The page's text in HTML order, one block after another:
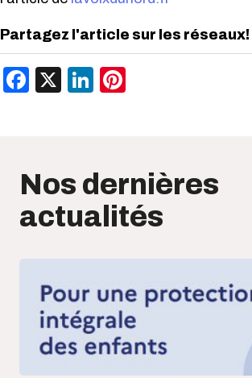
Partagez l'article sur les réseaux!
Facebook
X LinkedIn
Nos dernières
actualités